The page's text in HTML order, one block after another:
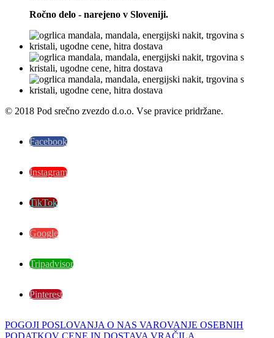
Ročno delo - narejeno v Sloveniji.
© 2018 Pod srečno zvezdo d.o.o. Vse pravice pridržane.
Facebook
Instagram
TikTok
Google
Tripadvisor
Pinterest
POGOJI POSLOVANJA O NAS VAROVANJE OSEBNIH